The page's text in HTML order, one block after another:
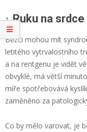
Ruku na srdce
Běžci mohou mít
letitého vytrvalostního
a na rentgenu je vidět
obvyklé, má větší
míře spotřebovává
zaměněno za
Co by mělo varovat, je